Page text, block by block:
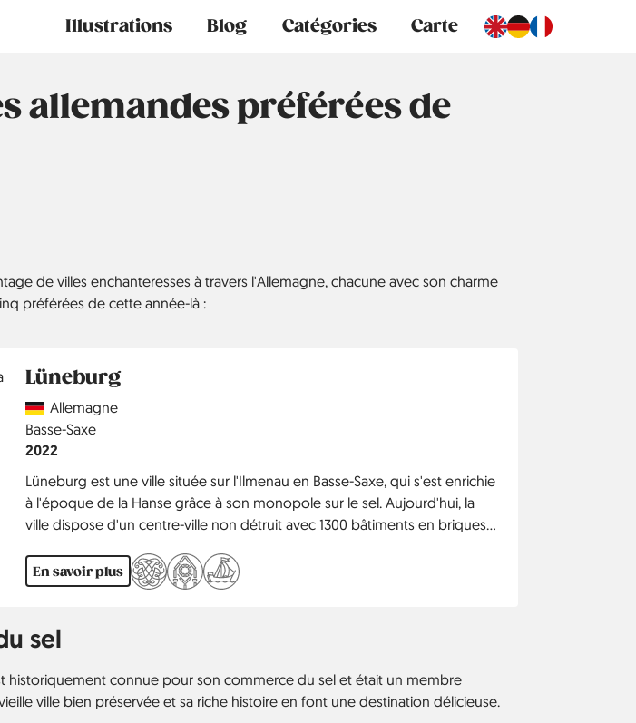
Main
navigation
Illustrations Blog Catégories Carte
allemandes préférées de
de villes enchanteresses à travers l'Allemagne, chacune avec son charme
préférées de cette année-là :
Lüneburg
CountryAllemagne
Région
Basse-Saxe
Année
2022
Lüneburg est une ville située sur l'Ilmenau en Basse-Saxe, qui s'est enrichie
à l'époque de la Hanse grâce à son monopole sur le sel. Aujourd'hui, la
ville dispose d'un centre-ville non détruit avec 1300 bâtiments en briques
du nord de l'Allemagne.
En savoir plus
sel
historiquement connue pour son commerce du sel et était un membre
ville bien préservée et sa riche histoire en font une destination délicieuse.